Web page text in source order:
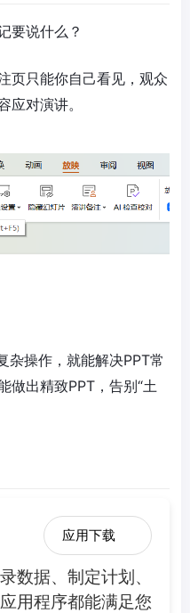
要说什么？
页只能你自己看见，观众
应对演讲。
杂操作，就能解决PPT常
做出精致PPT，告别“土
应用下载
数据、制定计划、
用程序都能满足您